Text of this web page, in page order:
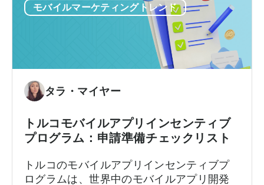
モバイルマーケティングトレンド
タラ・マイヤー
トルコモバイルアプリインセンティブ
プログラム：申請準備チェックリスト
トルコのモバイルアプリインセンティブプ
ログラムは、世界中のモバイルアプリ開発